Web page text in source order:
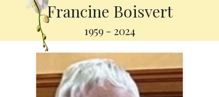
Francine Boisvert
1959 - 2024